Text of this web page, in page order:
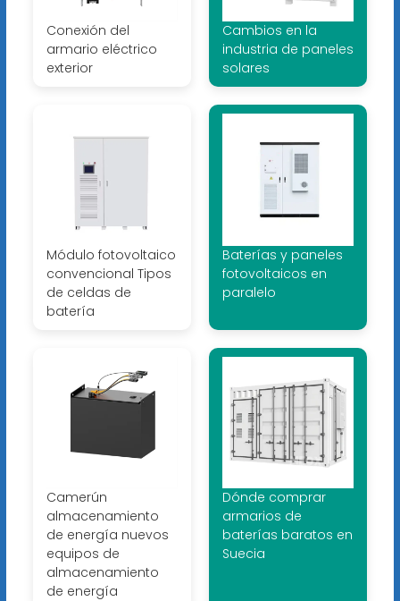
Conexión del
armario eléctrico
exterior
Cambios en la
industria de paneles
solares
Módulo fotovoltaico
convencional Tipos
de celdas de
batería
Baterías y paneles
fotovoltaicos en
paralelo
Camerún
almacenamiento
de energía nuevos
equipos de
almacenamiento
de energía
Dónde comprar
armarios de
baterías baratos en
Suecia